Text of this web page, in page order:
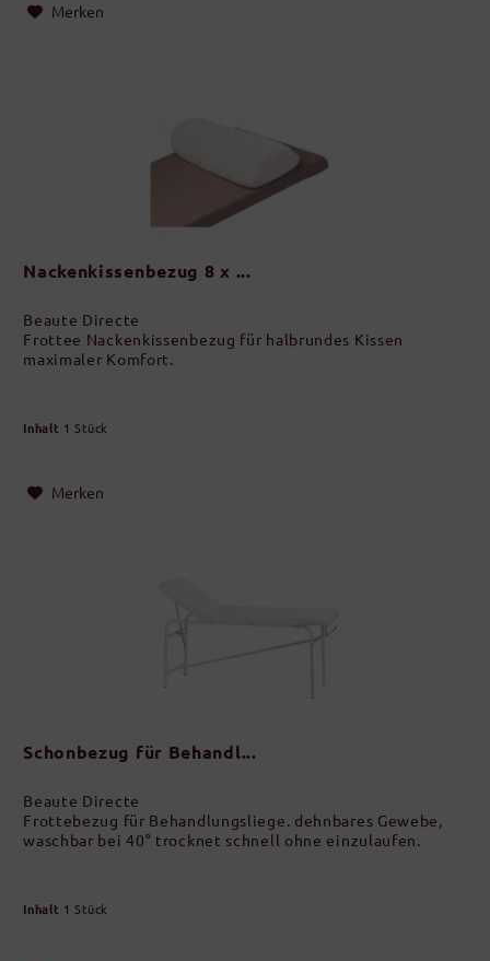
Merken
Nackenkissenbezug 8 x ...
Beaute Directe
Frottee Nackenkissenbezug für halbrundes Kissen
maximaler Komfort.
Inhalt 1 Stück
Merken
Schonbezug für Behandl...
Beaute Directe
Frottebezug für Behandlungsliege. dehnbares Gewebe,
waschbar bei 40° trocknet schnell ohne einzulaufen.
Inhalt 1 Stück